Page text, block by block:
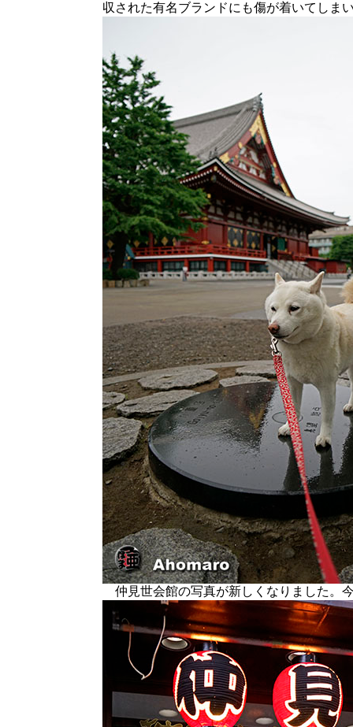
収された有名ブランドにも傷が着いてしま
仲見世会館の写真が新しくなりました。